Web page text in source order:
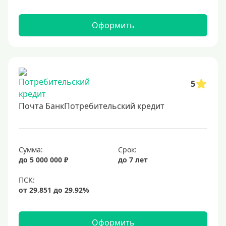
2 миллиона
2500000 руб
3500000 руб
4 миллиона
4500000 руб
5500000 руб
6 млн
6500000 руб
7 миллионов
8 миллионов
9000000 руб
Оформить
5
Почта БанкПотребительский кредит
Сумма:
до 5 000 000 ₽
Срок:
до 7 лет
Оформить